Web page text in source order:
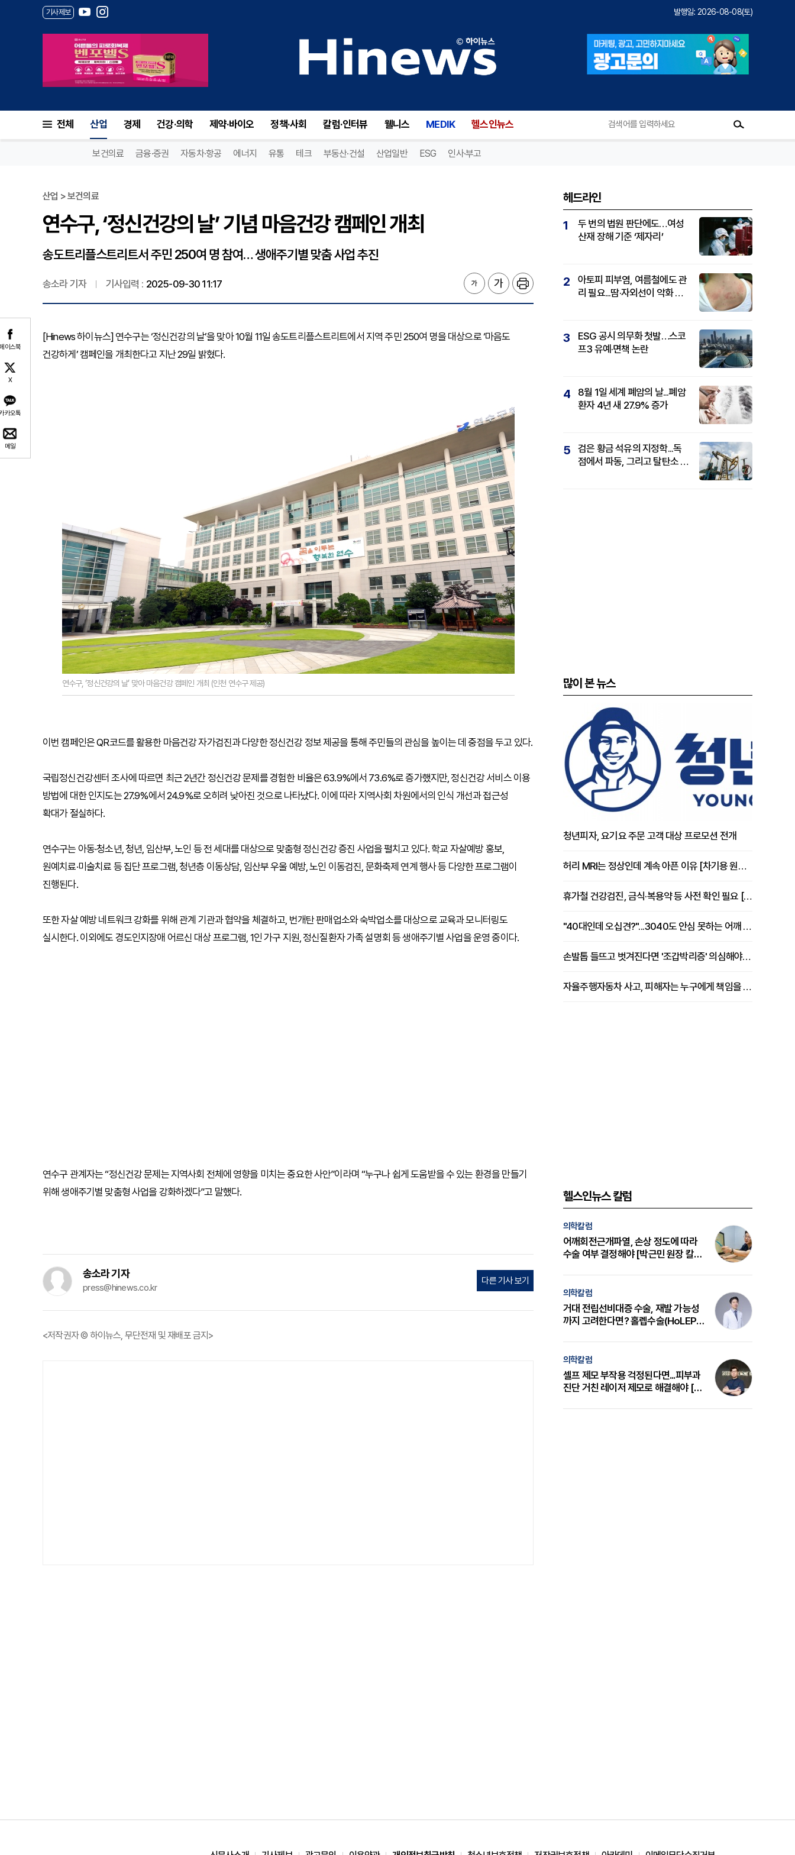
기사제보 발행일: 2026-08-08(토)
전체 산업 경제 건강·의학 제약·바이오 정책·사회 칼럼·인터뷰 웰니스 MEDIK 헬스인뉴스
보건의료 금융·증권 자동차·항공 에너지 유통 테크 부동산·건설 산업일반 ESG 인사·부고
이스북
X
카오톡
메일
산업 > 보건의료
연수구, ‘정신건강의 날’ 기념 마음건강 캠페인 개최
송도트리플스트리트서 주민 250여 명 참여… 생애주기별 맞춤 사업 추진
송소라 기자 기사입력 : 2025-09-30 11:17
[Hinews 하이뉴스] 연수구는 ‘정신건강의 날’을 맞아 10월 11일 송도트리플스트리트에서 지역 주민 250여 명을 대상으로 ‘마음도
건강하게’ 캠페인을 개최한다고 지난 29일 밝혔다.
연수구, ‘정신건강의 날’ 맞아 마음건강 캠페인 개최 (인천 연수구 제공)
이번 캠페인은 QR코드를 활용한 마음건강 자가검진과 다양한 정신건강 정보 제공을 통해 주민들의 관심을 높이는 데 중점을 두고 있다.
국립정신건강센터 조사에 따르면 최근 2년간 정신건강 문제를 경험한 비율은 63.9%에서 73.6%로 증가했지만, 정신건강 서비스 이용
방법에 대한 인지도는 27.9%에서 24.9%로 오히려 낮아진 것으로 나타났다. 이에 따라 지역사회 차원에서의 인식 개선과 접근성
확대가 절실하다.
연수구는 아동·청소년, 청년, 임산부, 노인 등 전 세대를 대상으로 맞춤형 정신건강 증진 사업을 펼치고 있다. 학교 자살예방 홍보,
원예치료·미술치료 등 집단 프로그램, 청년층 이동상담, 임산부 우울 예방, 노인 이동검진, 문화축제 연계 행사 등 다양한 프로그램이
진행된다.
또한 자살 예방 네트워크 강화를 위해 관계 기관과 협약을 체결하고, 번개탄 판매업소와 숙박업소를 대상으로 교육과 모니터링도
실시한다. 이외에도 경도인지장애 어르신 대상 프로그램, 1인 가구 지원, 정신질환자 가족 설명회 등 생애주기별 사업을 운영 중이다.
연수구 관계자는 “정신건강 문제는 지역사회 전체에 영향을 미치는 중요한 사안”이라며 “누구나 쉽게 도움받을 수 있는 환경을 만들기
위해 생애주기별 맞춤형 사업을 강화하겠다”고 말했다.
송소라 기자
press@hinews.co.kr
다른 기사 보기
<저작권자 © 하이뉴스, 무단전재 및 재배포 금지>
헤드라인
1
두 번의 법원 판단에도…여성
산재 장해 기준 ‘제자리’
2
아토피 피부염, 여름철에도 관
리 필요...땀·자외선이 악화 요
3
ESG 공시 의무화 첫발…스코
프3 유예·면책 논란
4
8월 1일 세계 폐암의 날...폐암
환자 4년 새 27.9% 증가
5
검은 황금 석유의 지정학...독
점에서 파동, 그리고 탈탄소 패
많이 본 뉴스
청년피자, 요기요 주문 고객 대상 프로모션 전개
허리 MRI는 정상인데 계속 아픈 이유 [차기용 원장 칼럼]
휴가철 건강검진, 금식·복용약 등 사전 확인 필요 [정도감 원장 칼럼]
"40대인데 오십견?"...3040도 안심 못하는 어깨 유착성 관절낭염
손발톱 들뜨고 벗겨진다면 '조갑박리증' 의심해야 [김철윤 원장 칼럼]
자율주행자동차 사고, 피해자는 누구에게 책임을 물을 수 있을까
헬스인뉴스 칼럼
의학칼럼
어깨회전근개파열, 손상 정도에 따라
수술 여부 결정해야 [박근민 원장 칼
의학칼럼
거대 전립선비대증 수술, 재발 가능성
까지 고려한다면? 홀렙수술(HoLEP)
의학칼럼
셀프 제모 부작용 걱정된다면...피부과
진단 거친 레이저 제모로 해결해야 [변